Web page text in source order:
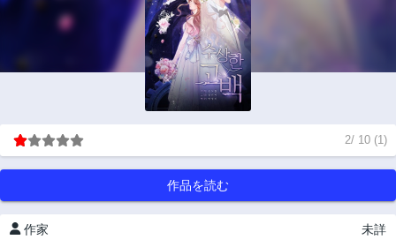
2/ 10 (1)
作品を読む
作家 未詳